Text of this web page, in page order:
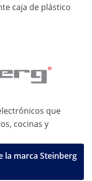
caja de plástico
que
cocinas y
marca Steinberg